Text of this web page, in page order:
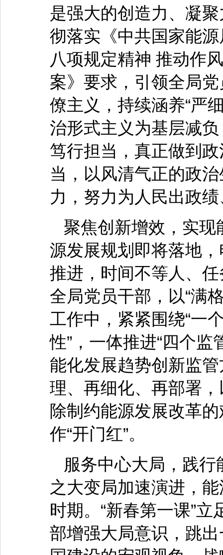
是强大的创造力、凝
彻落实《中共国家能
八项规定精神 推动作
案》要求，引领全局
僚主义，持续涵养“严
治形式主义为基层减
笃行担当，真正做到
当，以风清气正的政
力，努力为人民出政
聚焦创新增效，实
源发展规划即将落地
推进，时间不等人、
全局党员干部，以“满
工作中，紧紧围绕“一
性”，一体推进“四个
能化发展趋势创新监
理、再细化、再部署
除制约能源发展改革
作“开门红”。
服务中心大局，践
之大变局加速演进，
时期。“新春第一课”立
部增强大局意识，跳